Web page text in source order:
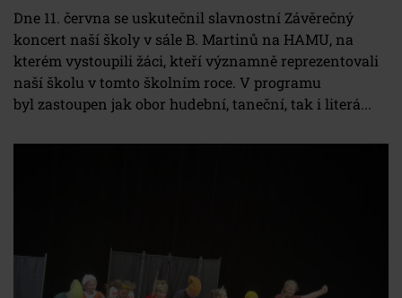
Dne 11. června se uskutečnil slavnostní Závěrečný
koncert naší školy v sále B. Martinů na HAMU, na
kterém vystoupili žáci, kteří významně reprezentovali
naší školu v tomto školním roce. V programu
byl zastoupen jak obor hudební, taneční, tak i literá...